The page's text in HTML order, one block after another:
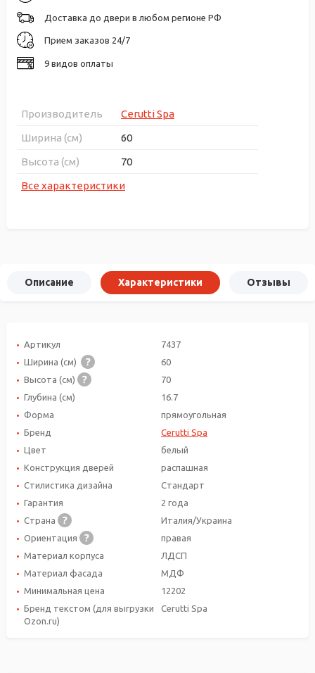
Доставка до двери в любом регионе РФ
Прием заказов 24/7
9 видов оплаты
Производитель
Cerutti Spa
Ширина (см)
60
Высота (см)
70
Все характеристики
Описание Характеристики Отзывы
Артикул
7437
Ширина (см)
60
Высота (см)
70
Глубина (см)
16.7
Форма
прямоугольная
Бренд
Cerutti Spa
Цвет
белый
Конструкция дверей
распашная
Стилистика дизайна
Стандарт
Гарантия
2 года
Страна
Италия/Украина
Ориентация
правая
Материал корпуса
ЛДСП
Материал фасада
МДФ
Минимальная цена
12202
Бренд текстом (для выгрузки
Ozon.ru)
Cerutti Spa